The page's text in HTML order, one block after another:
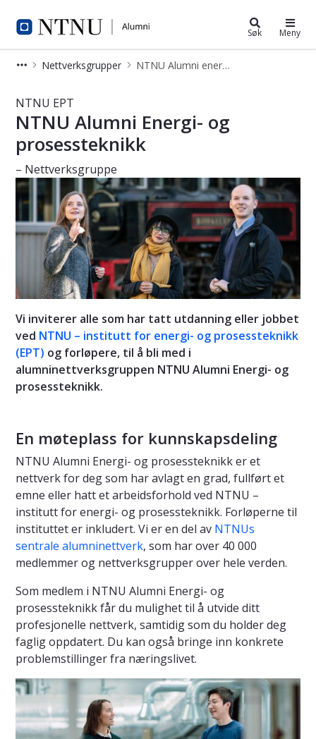
Alumni Søk Meny
Nettverksgrupper NTNU Alumni energi- og prosessteknikk
NTNU EPT
NTNU Alumni Energi- og
prosessteknikk
– Nettverksgruppe
Vi inviterer alle som har tatt utdanning eller jobbet
ved NTNU – institutt for energi- og prosessteknikk
(EPT) og forløpere, til å bli med i
alumninettverksgruppen NTNU Alumni Energi- og
prosessteknikk.
En møteplass for kunnskapsdeling
NTNU Alumni Energi- og prosessteknikk er et
nettverk for deg som har avlagt en grad, fullført et
emne eller hatt et arbeidsforhold ved NTNU –
institutt for energi- og prosessteknikk. Forløperne til
instituttet er inkludert. Vi er en del av NTNUs
sentrale alumninettverk, som har over 40 000
medlemmer og nettverksgrupper over hele verden.
Som medlem i NTNU Alumni Energi- og
prosessteknikk får du mulighet til å utvide ditt
profesjonelle nettverk, samtidig som du holder deg
faglig oppdatert. Du kan også bringe inn konkrete
problemstillinger fra næringslivet.